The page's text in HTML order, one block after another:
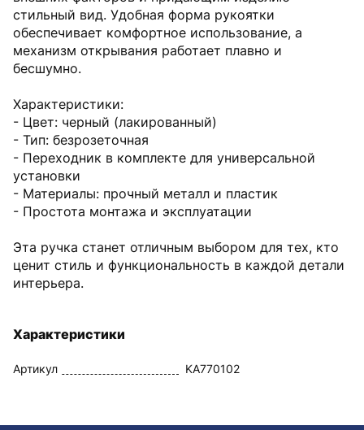
стильный вид. Удобная форма рукоятки
обеспечивает комфортное использование, а
механизм открывания работает плавно и
бесшумно.
Характеристики:
- Цвет: черный (лакированный)
- Тип: безрозеточная
- Переходник в комплекте для универсальной
установки
- Материалы: прочный металл и пластик
- Простота монтажа и эксплуатации
Эта ручка станет отличным выбором для тех, кто
ценит стиль и функциональность в каждой детали
интерьера.
Характеристики
Артикул KA770102